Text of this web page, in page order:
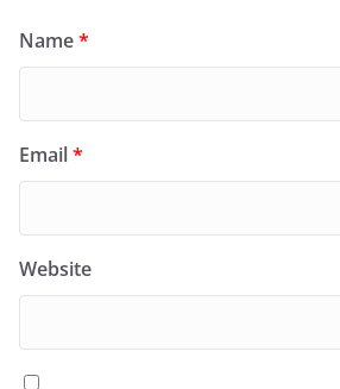
Name*
Email*
Website